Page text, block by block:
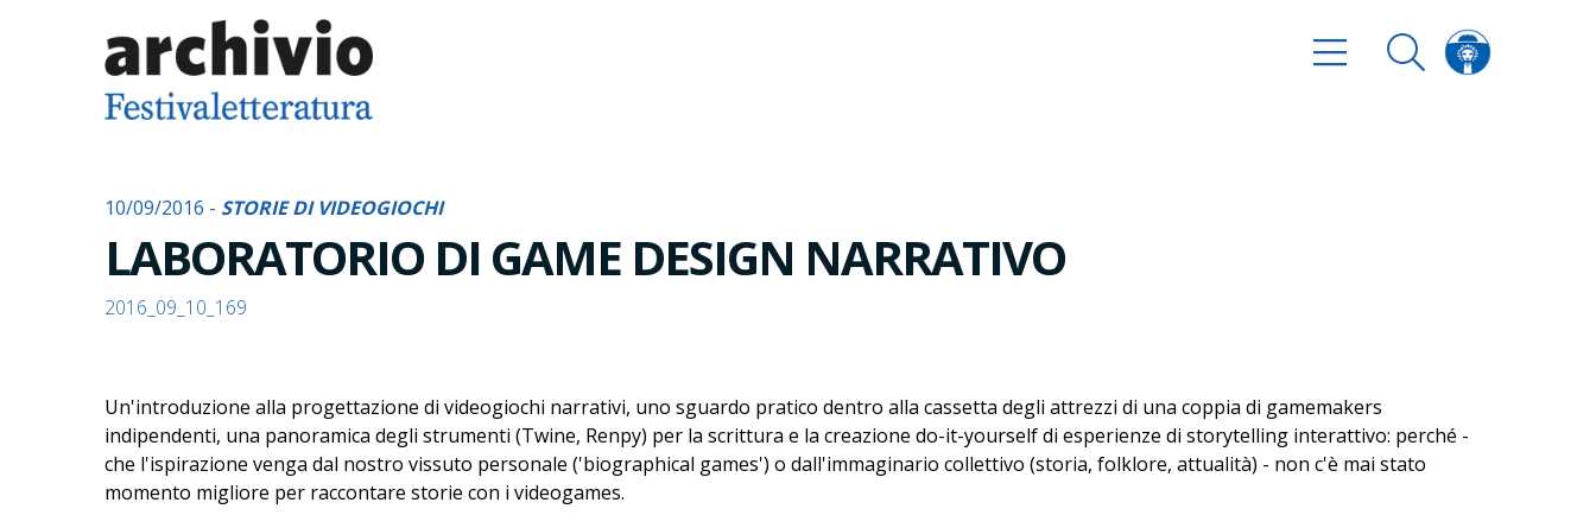
10/09/2016 - STORIE DI VIDEOGIOCHI
LABORATORIO DI GAME DESIGN NARRATIVO
2016_09_10_169
Un'introduzione alla progettazione di videogiochi narrativi, uno sguardo pratico dentro alla cassetta degli attrezzi di una coppia di gamemakers
indipendenti, una panoramica degli strumenti (Twine, Renpy) per la scrittura e la creazione do-it-yourself di esperienze di storytelling interattivo: perché -
che l'ispirazione venga dal nostro vissuto personale ('biographical games') o dall'immaginario collettivo (storia, folklore, attualità) - non c'è mai stato
momento migliore per raccontare storie con i videogames.